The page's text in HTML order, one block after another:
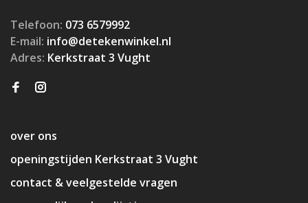
Telefoon: 073 6579992
E-mail: info@detekenwinkel.nl
Adres: Kerkstraat 3 Vught
over ons
openingstijden Kerkstraat 3 Vught
contact & veelgestelde vragen